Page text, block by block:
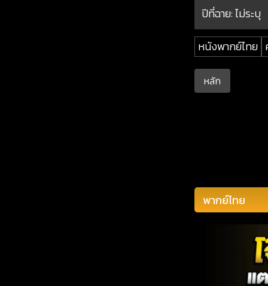
ปีที่ฉาย:ไม่ระบุ
หนังพากย์ไทย
หลัก